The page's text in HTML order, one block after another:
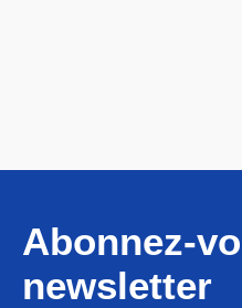
Abonnez-
newsletter